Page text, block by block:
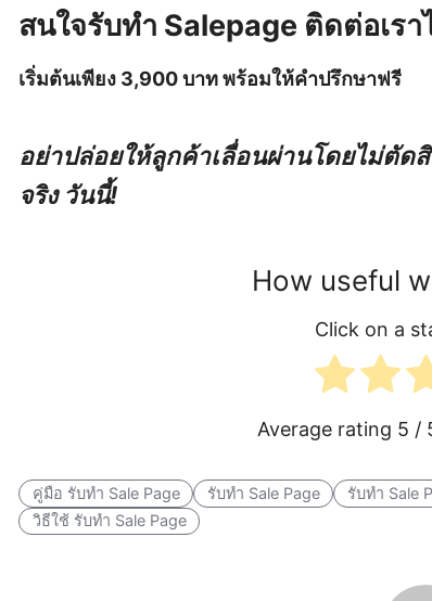
สนใจรับทำ Salepage ติดต่อเรา
เริ่มต้นเพียง 3,900 บาท พร้อมให้คำปรึกษาฟรี
อย่าปล่อยให้ลูกค้าเลื่อนผ่านโดยไม่ตัด
จริง วันนี้!
How useful
Click on a
Average rating 5 /
คู่มือ รับทำ Sale Page รับทำ Sale Page รับทำ Sale
วิธีใช้ รับทำ Sale Page